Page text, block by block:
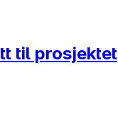
til prosjektet